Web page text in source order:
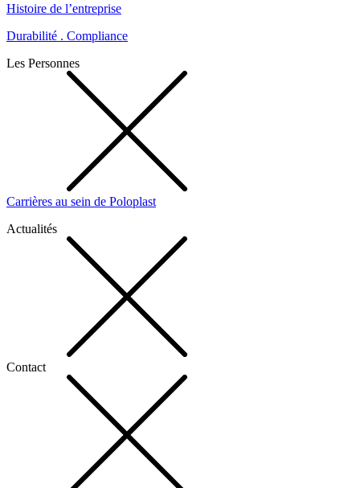
Histoire de l’entreprise
Durabilité . Compliance
Les Personnes
Carrières au sein de Poloplast
Actualités
Contact